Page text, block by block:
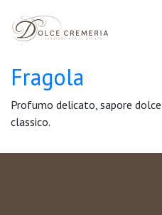
Fragola
Profumo delicato, sapore
classico.